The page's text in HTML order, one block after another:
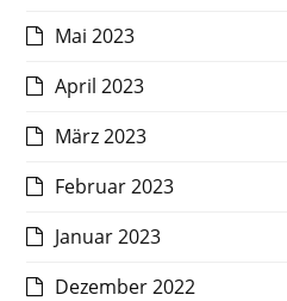
Mai 2023
April 2023
März 2023
Februar 2023
Januar 2023
Dezember 2022